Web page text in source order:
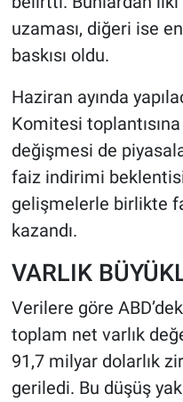
uzaması, diğeri ise
baskısı oldu.
Haziran ayında
Komitesi
değişmesi de
faiz indirimi
gelişmelerle birlikte
kazandı.
VARLIK
Verilere göre
toplam net varlık
91,7 milyar dolarlık
geriledi. Bu düşüş